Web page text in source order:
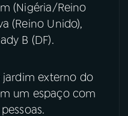
Facebook
(Nigéria/Reino
(Reino Unido),
B (DF).
externo do
um espaço com